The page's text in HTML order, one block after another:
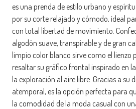
es una prenda de estilo urbano y
por su corte relajado y cómodo, ideal
con total libertad de movimiento.
algodón suave, transpirable y de gran
limpio color blanco sirve como el lienzo
resaltar su gráfico frontal inspirado en
la exploración al aire libre. Gracias a su
atemporal, es la opción perfecta para
la comodidad de la moda casual con